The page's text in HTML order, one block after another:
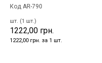
Код AR-790
шт. (1 шт.)
1222,00 грн.
1222,00 грн. за 1 шт.